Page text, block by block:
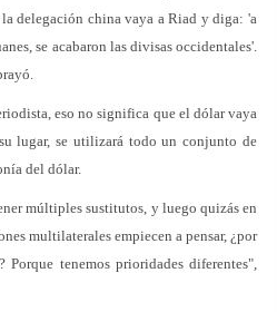
delegación china vaya a Riad y diga: 'a
se acabaron las divisas occidentales'.
eso no significa que el dólar vaya
lugar, se utilizará todo un conjunto de
del dólar.
múltiples sustitutos, y luego quizás en
multilaterales empiecen a pensar, ¿por
Porque tenemos prioridades diferentes",